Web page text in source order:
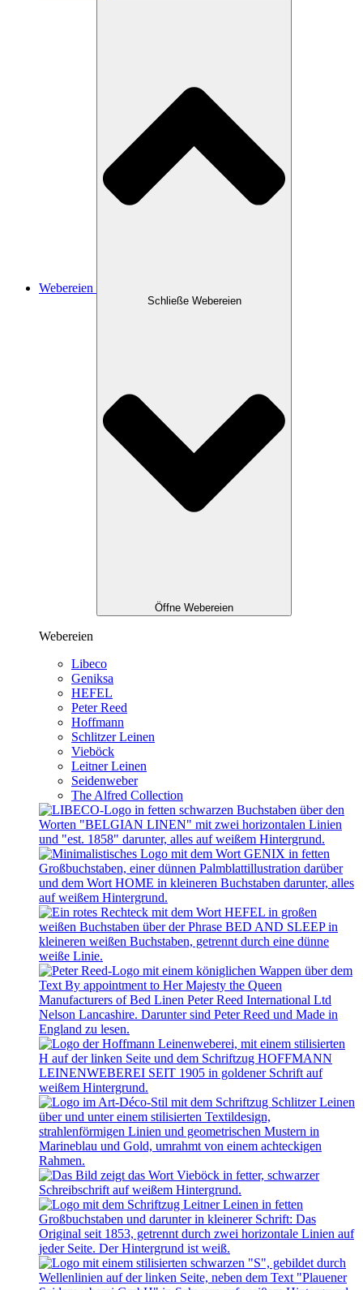
Webereien
Schließe Webereien
Öffne Webereien
Webereien
Libeco
Geniksa
HEFEL
Peter Reed
Hoffmann
Schlitzer Leinen
Vieböck
Leitner Leinen
Seidenweber
The Alfred Collection